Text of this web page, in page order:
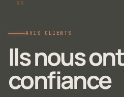
AVIS CLIENTS
Ils nous
confiance